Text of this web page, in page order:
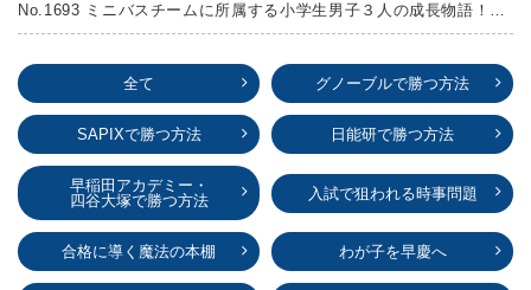
No.1693 ミニバスチームに所属する小学生男子３人の成長物語！『ポジション！』高田由紀子 予想問題付き！
全て グノーブルで勝つ方法
SAPIXで勝つ方法 日能研で勝つ方法
早稲田アカデミー・
四谷大塚で勝つ方法
入試で狙われる時事問題
合格に導く魔法の本棚 わが子を早慶へ